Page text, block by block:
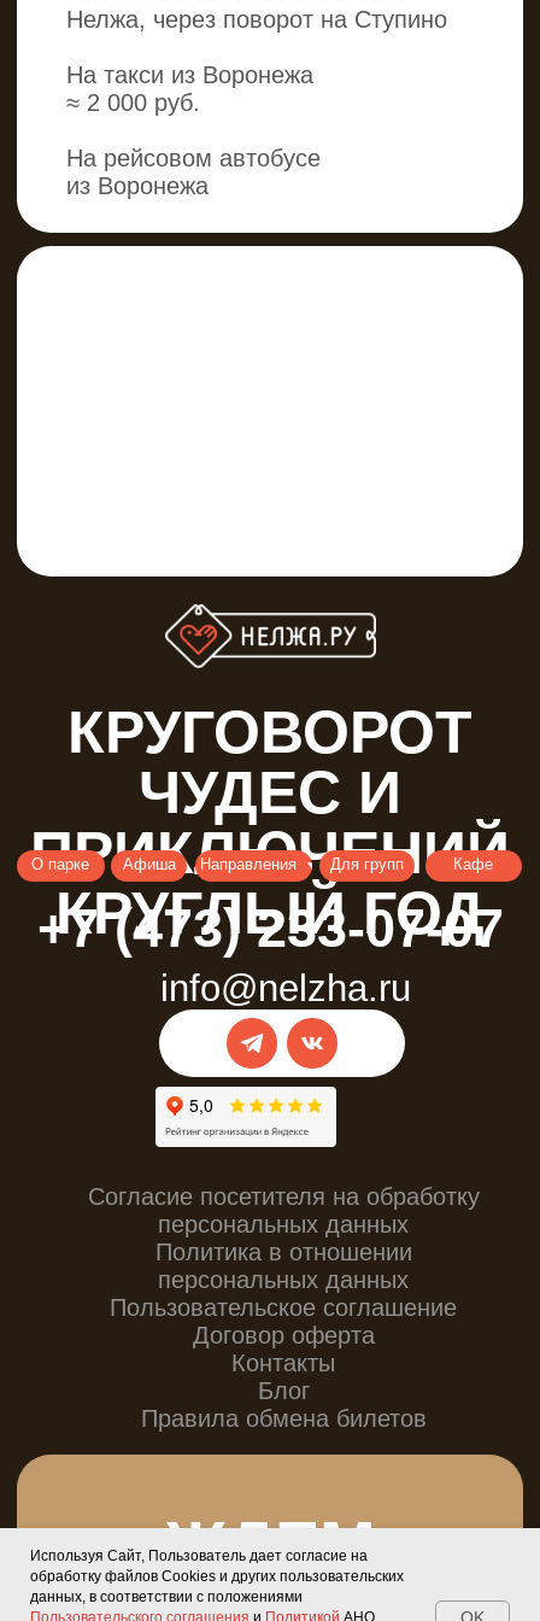
ЖДЕМ
ВАС
КАЖДЫЙ
ДЕНЬ!
Используя Сайт, Пользователь дает согласие на
обработку файлов Cookies и других пользовательских
данных, в соответствии с положениями
Пользовательского соглашения и Политикой АНО